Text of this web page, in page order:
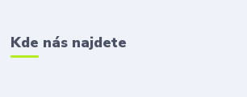
Kde nás najdete